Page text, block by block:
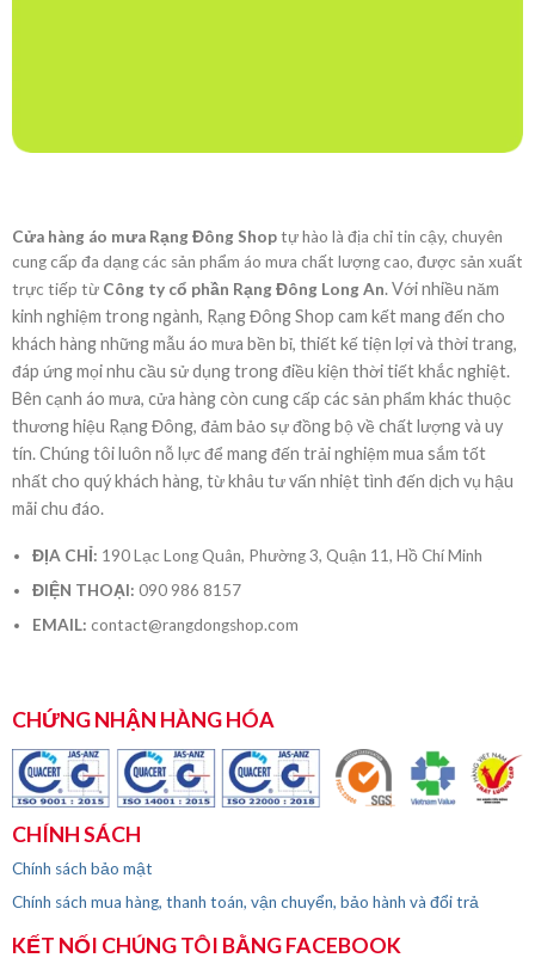
Cửa hàng áo mưa Rạng Đông Shoptự hào là địa chỉ tin cậy, chuyên
cung cấp đa dạng các sản phẩm áo mưa chất lượng cao, được sản xuất
trực tiếp từ Công ty cổ phần Rạng Đông Long An. Với nhiều năm
kinh nghiệm trong ngành, Rạng Đông Shop cam kết mang đến cho
khách hàng những mẫu áo mưa bền bỉ, thiết kế tiện lợi và thời trang,
đáp ứng mọi nhu cầu sử dụng trong điều kiện thời tiết khắc nghiệt.
Bên cạnh áo mưa, cửa hàng còn cung cấp các sản phẩm khác thuộc
thương hiệu Rạng Đông, đảm bảo sự đồng bộ về chất lượng và uy
tín. Chúng tôi luôn nỗ lực để mang đến trải nghiệm mua sắm tốt
nhất cho quý khách hàng, từ khâu tư vấn nhiệt tình đến dịch vụ hậu
mãi chu đáo.
ĐỊA CHỈ: 190 Lạc Long Quân, Phường 3, Quận 11, Hồ Chí Minh
ĐIỆN THOẠI: 090 986 8157
EMAIL: contact@rangdongshop.com
CHỨNG NHẬN HÀNG HÓA
CHÍNH SÁCH
Chính sách bảo mật
Chính sách mua hàng, thanh toán, vận chuyển, bảo hành và đổi trả
KẾT NỐI CHÚNG TÔI BẰNG FACEBOOK